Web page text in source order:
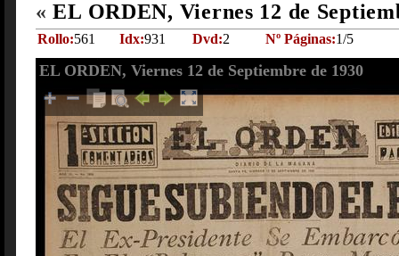
« EL ORDEN, Viernes 12 de
Rollo:561 Idx:931 Dvd:2 Nº Páginas:1/5
EL ORDEN, Viernes 12 de Septiembre de 1930